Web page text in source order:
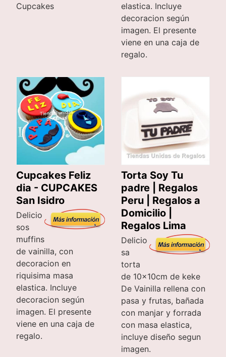
Cupcakes
elastica. Incluye
decoracion según
imagen. El presente
viene en una caja de
regalo.
Cupcakes Feliz
dia - CUPCAKES
San Isidro
Delicio
sos
muffins
de vainilla, con
decoracion en
riquisima masa
elastica. Incluye
decoracion según
imagen. El presente
viene en una caja de
regalo.
Torta Soy Tu
padre | Regalos
Peru | Regalos a
Domicilio |
Regalos Lima
Delicio
sa
torta
de 10x10cm de keke
De Vainilla rellena con
pasa y frutas, bañada
con manjar y forrada
con masa elastica,
incluye diseño segun
imagen.